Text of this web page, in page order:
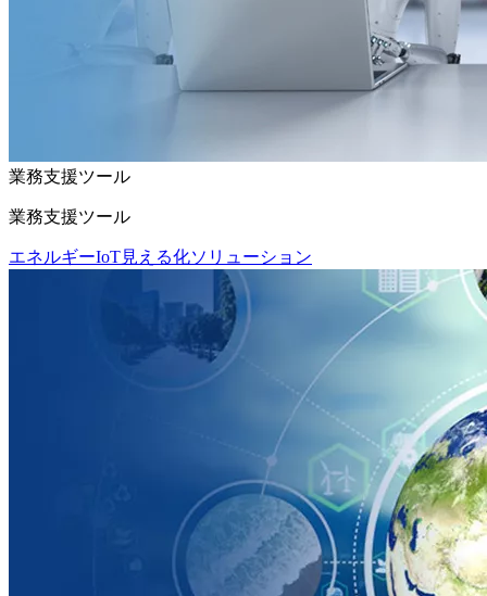
業務支援ツール
業務支援ツール
エネルギーIoT見える化ソリューション